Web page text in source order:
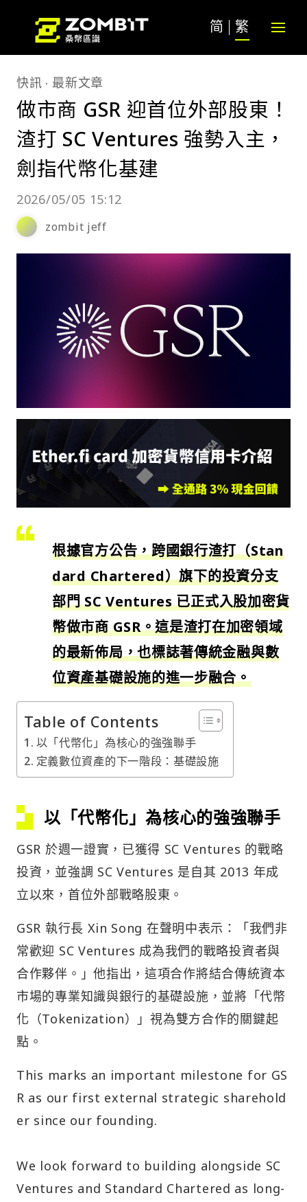
简 繁
快訊 最新文章
做市商 GSR 迎首位外部股東！
渣打 SC Ventures 強勢入主，
劍指代幣化基建
2026/05/05 15:12
zombit jeff
根據官方公告，跨國銀行渣打（Stan
dard Chartered）旗下的投資分支
部門 SC Ventures 已正式入股加密貨
幣做市商 GSR。這是渣打在加密領域
的最新佈局，也標誌著傳統金融與數
位資產基礎設施的進一步融合。
Table of Contents
以「代幣化」為核心的強強聯手
定義數位資產的下一階段：基礎設施
以「代幣化」為核心的強強聯手
GSR 於週一證實，已獲得 SC Ventures 的戰略
投資，並強調 SC Ventures 是自其 2013 年成
立以來，首位外部戰略股東。
GSR 執行長 Xin Song 在聲明中表示：「我們非
常歡迎 SC Ventures 成為我們的戰略投資者與
合作夥伴。」他指出，這項合作將結合傳統資本
市場的專業知識與銀行的基礎設施，並將「代幣
化（Tokenization）」視為雙方合作的關鍵起
點。
This marks an important milestone for GS
R as our first external strategic sharehold
er since our founding.
We look forward to building alongside SC
Ventures and Standard Chartered as long-